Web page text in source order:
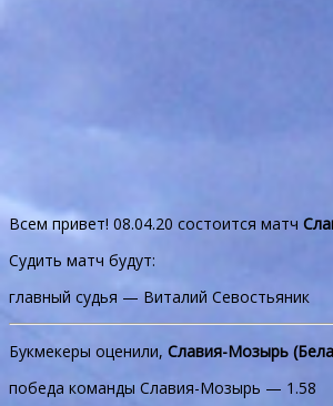
Всем привет! 08.04.20 состоится матч
Судить матч будут:
главный судья — Виталий Севостьяник
Букмекеры оценили, Славия-Мозырь
победа команды Славия-Мозырь — 1.58